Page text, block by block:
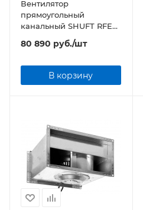
Вентилятор
прямоугольный
канальный SHUFT RFE
600х350-4 VIM
80 890 руб./шт
В корзину